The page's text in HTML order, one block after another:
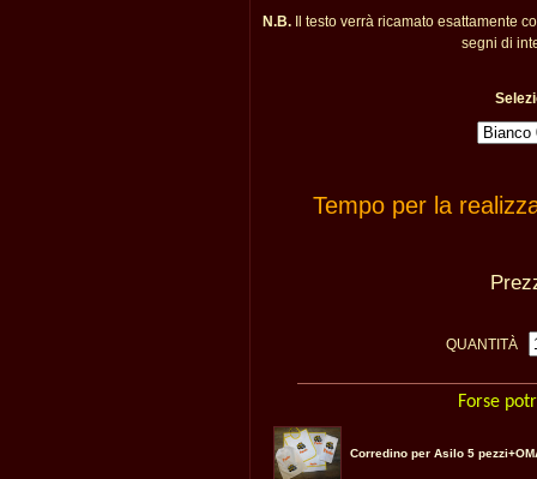
N.B. Il testo verrà ricamato esattamente
segni di
Tempo per la
QUANTITÀ
Forse
Corredino per Asilo 5